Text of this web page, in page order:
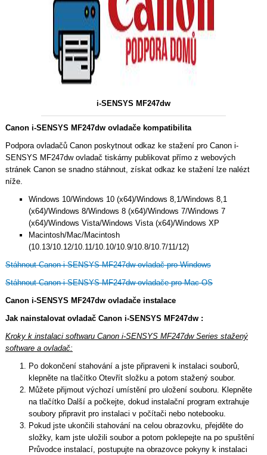
i-SENSYS MF247dw
Canon i-SENSYS MF247dw ovladače kompatibilita
Podpora ovladačů Canon poskytnout odkaz ke stažení pro Canon i-
SENSYS MF247dw ovladač tiskárny publikovat přímo z webových
stránek Canon se snadno stáhnout, získat odkaz ke stažení lze nalézt
níže.
Windows 10/Windows 10 (x64)/Windows 8,1/Windows 8,1
(x64)/Windows 8/Windows 8 (x64)/Windows 7/Windows 7
(x64)/Windows Vista/Windows Vista (x64)/Windows XP
Macintosh/Mac/Macintosh
(10.13/10.12/10.11/10.10/10.9/10.8/10.7/11/12)
Stáhnout Canon i-SENSYS MF247dw ovladač pro Windows
Stáhnout Canon i-SENSYS MF247dw ovladače pro Mac OS
Canon i-SENSYS MF247dw ovladače instalace
Jak nainstalovat ovladač Canon i-SENSYS MF247dw :
Kroky k instalaci softwaru Canon i-SENSYS MF247dw Series stažený
software a ovladač:
Po dokončení stahování a jste připraveni k instalaci souborů,
klepněte na tlačítko Otevřít složku a potom stažený soubor.
Můžete přijmout výchozí umístění pro uložení souboru. Klepněte
na tlačítko Další a počkejte, dokud instalační program extrahuje
soubory připravit pro instalaci v počítači nebo notebooku.
Pokud jste ukončili stahování na celou obrazovku, přejděte do
složky, kam jste uložili soubor a potom poklepejte na po spuštění
Průvodce instalací, postupujte na obrazovce pokyny k instalaci